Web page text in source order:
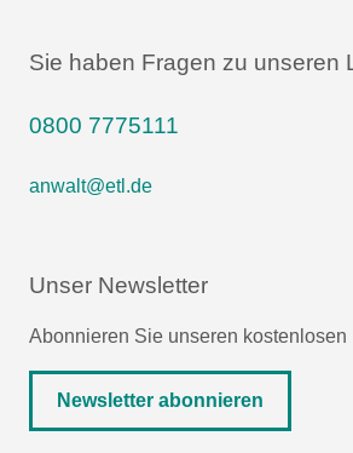
Sie haben Fragen zu unseren
0800 7775111
anwalt@etl.de
Unser Newsletter
Abonnieren Sie unseren kostenlosen
Newsletter abonnieren